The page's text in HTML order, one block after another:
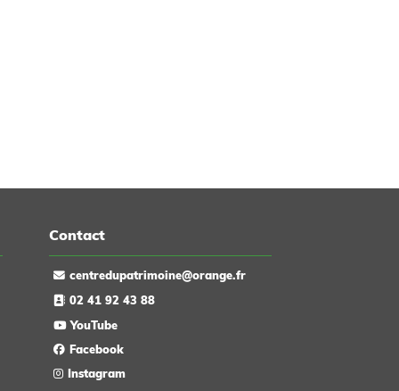
Contact
centredupatrimoine@orange.fr
02 41 92 43 88
YouTube
Facebook
Instagram